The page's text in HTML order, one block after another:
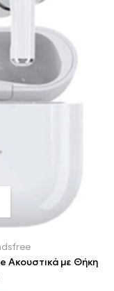
Ακουστικά με Θήκη